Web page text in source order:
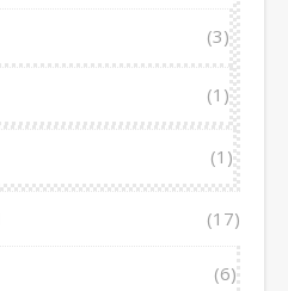
(3)
(1)
(1)
(17)
(6)